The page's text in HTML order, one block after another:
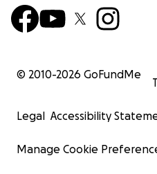
© 2010-2026 GoFundMe
Legal Accessibility
Manage Cookie